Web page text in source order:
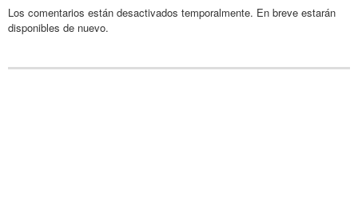
Los comentarios están desactivados temporalmente. En breve estarán
disponibles de nuevo.